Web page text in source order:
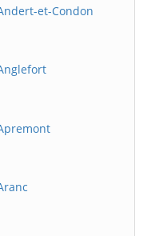
et-Condon